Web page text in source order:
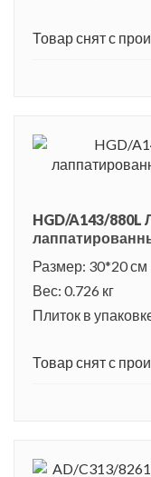
Товар снят с
HGD/A143/880L
Размер: 30*20 см
Вес: 0.726 кг
Плиток в
Товар снят с